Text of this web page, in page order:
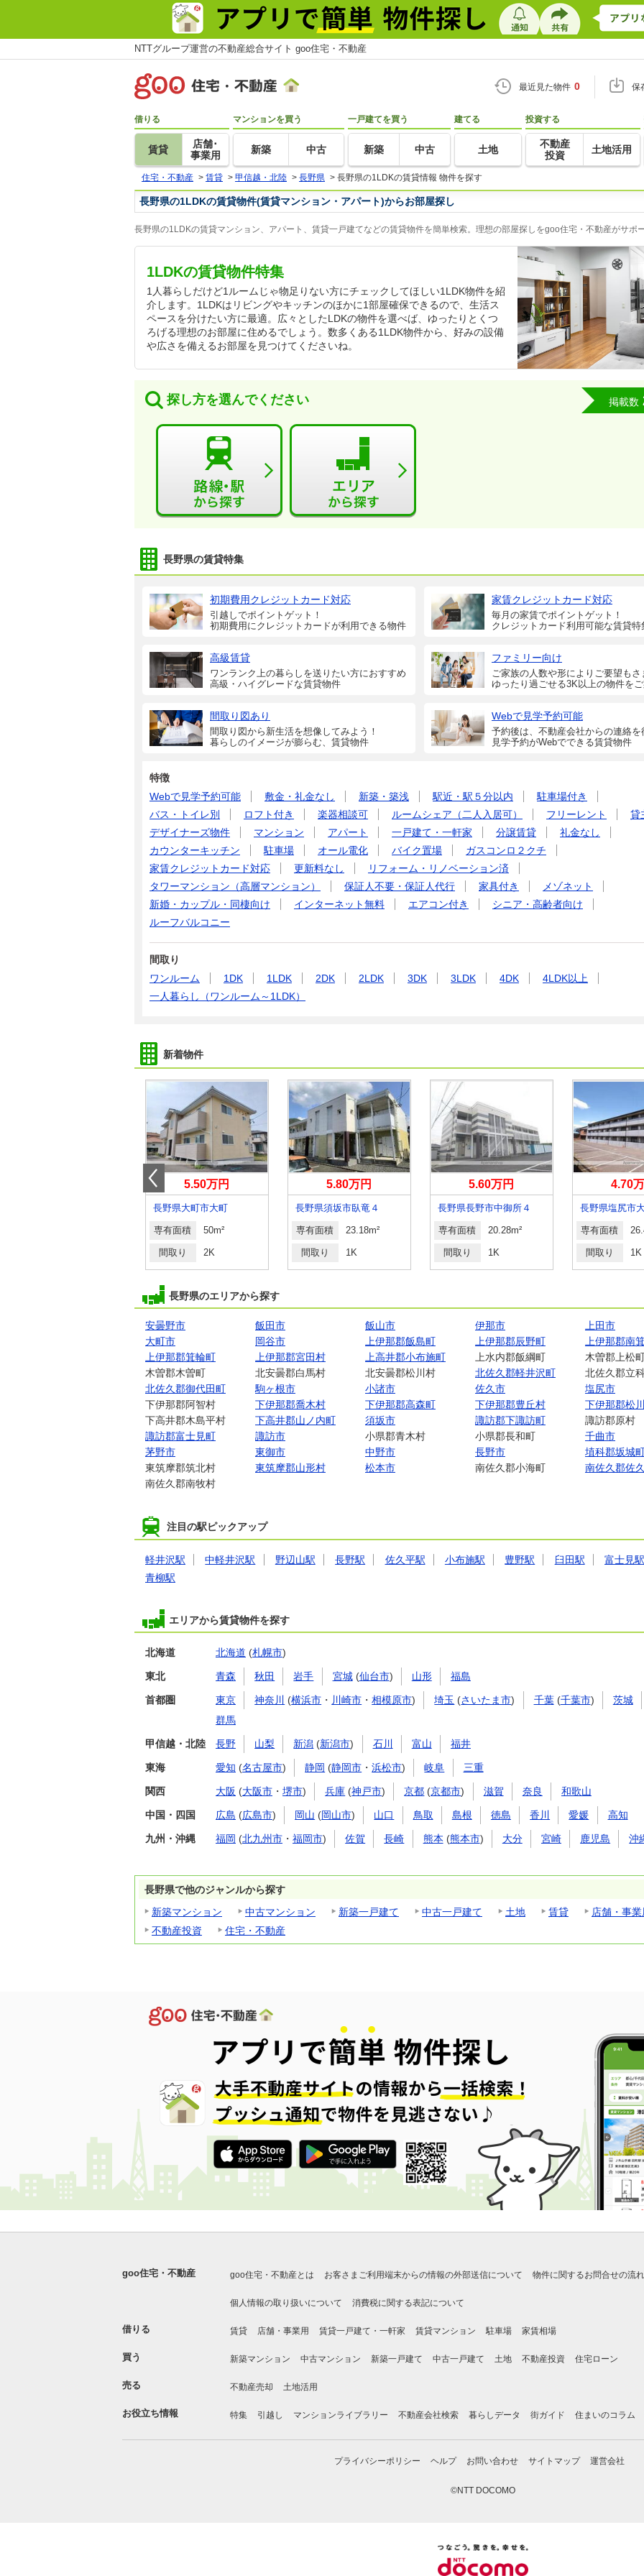
NTTグループ運営の不動産総合サイト goo住宅・不動産
最近見た物件 0 保
借りる
賃貸
店舗･
事業用
マンションを買う
新築 中古
一戸建てを買う
新築 中古
建てる
土地
投資する
不動産
投資
土地活用
住宅・不動産 > 賃貸 > 甲信越・北陸 > 長野県 > 長野県の1LDKの賃貸情報 物件を探す
長野県の1LDKの賃貸物件(賃貸マンション・アパート)からお部屋探し
長野県の1LDKの賃貸マンション、アパート、賃貸一戸建てなどの賃貸物件を簡単検索。理想の部屋探しをgoo住宅・不動産がサポー
1LDKの賃貸物件特集
1人暮らしだけど1ルームじゃ物足りない方にチェックしてほしい1LDK物件を紹
介します。1LDKはリビングやキッチンのほかに1部屋確保できるので、生活ス
ペースを分けたい方に最適。広々としたLDKの物件を選べば、ゆったりとくつ
ろげる理想のお部屋に住めるでしょう。数多くある1LDK物件から、好みの設備
や広さを備えるお部屋を見つけてくださいね。
探し方を選んでください 掲載数
長野県の賃貸特集
初期費用クレジットカード対応
引越しでポイントゲット！
初期費用にクレジットカードが利用できる物件
家賃クレジットカード対応
毎月の家賃でポイントゲット！
クレジットカード利用可能な賃貸特
高級賃貸
ワンランク上の暮らしを送りたい方におすすめ
高級・ハイグレードな賃貸物件
ファミリー向け
ご家族の人数や形によりご要望もさ
ゆったり過ごせる3K以上の物件をご
間取り図あり
間取り図から新生活を想像してみよう！
暮らしのイメージが膨らむ、賃貸物件
Webで見学予約可能
予約後は、不動産会社からの連絡を
見学予約がWebでできる賃貸物件
特徴
Webで見学予約可能
敷金・礼金なし 新築・築浅 駅近・駅５分以内
駐車場付き
バス・トイレ別
ロフト付き 楽器相談可 ルームシェア（二人入居可） フリーレント
貸
デザイナーズ物件
マンション アパート 一戸建て・一軒家 分譲賃貸
礼金なし
カウンターキッチン
駐車場 オール電化 バイク置場
ガスコンロ２クチ
家賃クレジットカード対応
更新料なし
リフォーム・リノベーション済
タワーマンション（高層マンション）
保証人不要・保証人代行 家具付き
メゾネット
新婚・カップル・同棲向け
インターネット無料 エアコン付き
シニア・高齢者向け
ルーフバルコニー
間取り
ワンルーム
1DK 1LDK 2DK 2LDK 3DK 3LDK 4DK
4LDK以上
一人暮らし（ワンルーム～1LDK）
新着物件
5.50万円
長野県大町市大町
専有面積 50m²
間取り 2K
5.80万円
長野県須坂市臥竜４
専有面積 23.18m²
間取り 1K
5.60万円
長野県長野市中御所４
専有面積 20.28m²
間取り 1K
4.70
専有面積
間取り 1K
長野県のエリアから探す
安曇野市 飯田市 飯山市 伊那市
上田市
大町市
岡谷市 上伊那郡飯島町 上伊那郡辰野町
上伊那郡南
上伊那郡箕輪町
上伊那郡宮田村 上高井郡小布施町 上水内郡飯綱町
木曽郡上松
木曽郡木曽町
北安曇郡白馬村 北安曇郡松川村 北佐久郡軽井沢町
北佐久郡立
北佐久郡御代田町
駒ヶ根市 小諸市 佐久市
塩尻市
下伊那郡阿智村
下伊那郡喬木村 下伊那郡高森町 下伊那郡豊丘村
下伊那郡松
下高井郡木島平村
下高井郡山ノ内町 須坂市 諏訪郡下諏訪町
諏訪郡原村
諏訪郡富士見町
諏訪市 小県郡青木村 小県郡長和町
千曲市
茅野市
東御市 中野市 長野市
埴科郡坂城
東筑摩郡筑北村
東筑摩郡山形村 松本市 南佐久郡小海町
南佐久郡佐
南佐久郡南牧村
注目の駅ピックアップ
軽井沢駅 中軽井沢駅 野辺山駅 長野駅 佐久平駅 小布施駅 豊野駅 臼田駅
富士見駅
青柳駅
エリアから賃貸物件を探す
北海道 北海道 (札幌市)
東北 青森 秋田 岩手 宮城(仙台市) 山形 福島
首都圏 東京 神奈川 (横浜市 ・ 川崎市 ・相模原市) 埼玉 (さいたま市) 千葉(千葉市) 茨城
群馬
甲信越・北陸 長野 山梨 新潟 (新潟市) 石川 富山 福井
東海 愛知 (名古屋市) 静岡 (静岡市 ・浜松市) 岐阜 三重
関西 大阪 (大阪市 ・ 堺市) 兵庫 (神戸市) 京都 (京都市) 滋賀 奈良 和歌山
中国・四国 広島 (広島市) 岡山 (岡山市) 山口 鳥取 島根 徳島 香川 愛媛 高知
九州・沖縄 福岡 (北九州市 ・ 福岡市) 佐賀 長崎 熊本 (熊本市) 大分 宮崎 鹿児島 沖
長野県で他のジャンルから探す
新築マンション
中古マンション 新築一戸建て 中古一戸建て 土地 賃貸
店舗・事業
不動産投資
住宅・不動産
goo住宅・不動産 goo住宅・不動産とは お客さまご利用端末からの情報の外部送信について 物件に関するお問合せの流れ
個人情報の取り扱いについて 消費税に関する表記について
借りる 賃貸 店舗・事業用 賃貸一戸建て・一軒家 賃貸マンション 駐車場 家賃相場
買う 新築マンション 中古マンション 新築一戸建て 中古一戸建て 土地 不動産投資 住宅ローン
売る 不動産売却 土地活用
お役立ち情報 特集 引越し マンションライブラリー 不動産会社検索 暮らしデータ 街ガイド 住まいのコラム
プライバシーポリシー ヘルプ お問い合わせ サイトマップ 運営会社
©NTT DOCOMO